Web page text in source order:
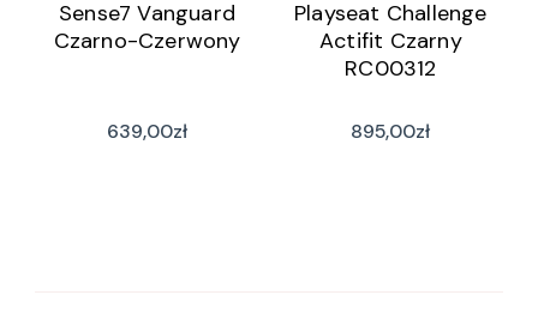
Sense7 Vanguard
Czarno-Czerwony
639,00zł
Playseat Challenge
Actifit Czarny
RC00312
895,00zł